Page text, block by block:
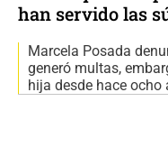
han servido las
Marcela Posada
generó multas,
hija desde hace ocho